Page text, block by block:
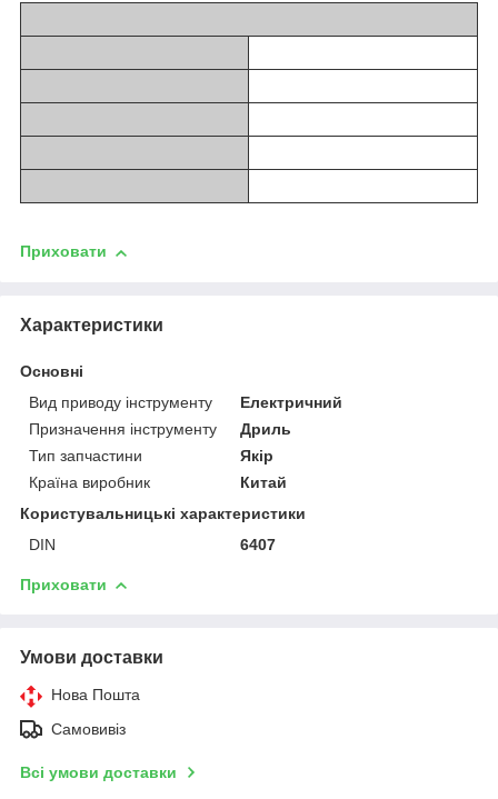
Приховати
Характеристики
Основні
Вид приводу інструменту
Електричний
Призначення інструменту
Дриль
Тип запчастини
Якір
Країна виробник
Китай
Користувальницькі характеристики
DIN
6407
Приховати
Умови доставки
Нова Пошта
Самовивіз
Всі умови доставки